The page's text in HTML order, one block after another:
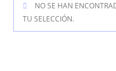
NO SE HAN
TU SELECCIÓN.